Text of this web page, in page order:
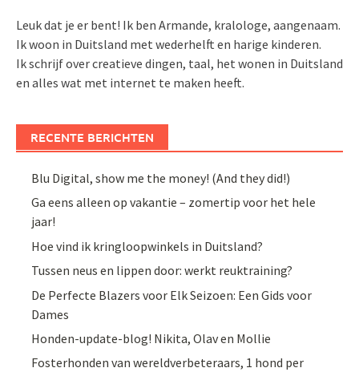
Leuk dat je er bent! Ik ben Armande, kralologe, aangenaam.
Ik woon in Duitsland met wederhelft en harige kinderen.
Ik schrijf over creatieve dingen, taal, het wonen in Duitsland
en alles wat met internet te maken heeft.
RECENTE BERICHTEN
Blu Digital, show me the money! (And they did!)
Ga eens alleen op vakantie – zomertip voor het hele
jaar!
Hoe vind ik kringloopwinkels in Duitsland?
Tussen neus en lippen door: werkt reuktraining?
De Perfecte Blazers voor Elk Seizoen: Een Gids voor
Dames
Honden-update-blog! Nikita, Olav en Mollie
Fosterhonden van wereldverbeteraars, 1 hond per